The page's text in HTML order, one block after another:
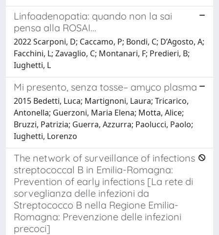
Linfoadenopatia: quando non la sai
pensa alla ROSAI...
2022 Scarponi, D; Caccamo, P; Bondi, C; D’Agosto, A;
Facchini, L; Zavaglio, C; Montanari, F; Predieri, B;
Iughetti, L
Mi presento, senza tosse– amyco plasma
2015 Bedetti, Luca; Martignoni, Laura; Tricarico,
Antonella; Guerzoni, Maria Elena; Motta, Alice;
Bruzzi, Patrizia; Guerra, Azzurra; Paolucci, Paolo;
Iughetti, Lorenzo
The network of surveillance of infections
streptococcal B in Emilia-Romagna:
Prevention of early infections [La rete di
sorveglianza delle infezioni da
Streptococco B nella Regione Emilia-
Romagna: Prevenzione delle infezioni
precoci]